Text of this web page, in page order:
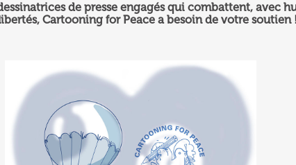
de presse engagés qui combattent, avec
Cartooning for Peace a besoin de votre soutien !